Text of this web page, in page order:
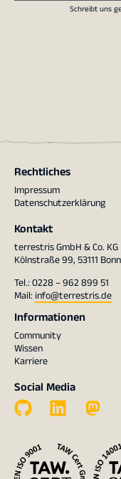
Schreibt uns
Rechtliches
Impressum
Datenschutzerklärung
Kontakt
terrestris GmbH & Co. KG
Kölnstraße 99, 53111 Bonn
Tel.: 0228 – 962 899 51
Mail: info@terrestris.de
Informationen
Community
Wissen
Karriere
Social Media